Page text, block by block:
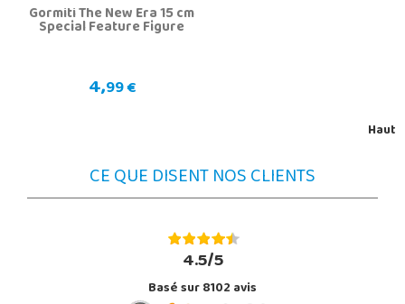
Gormiti The New Era 15 cm
Special Feature Figure
4,99 €
Haut
CE QUE DISENT NOS CLIENTS
4.5/5
Basé sur 8102 avis